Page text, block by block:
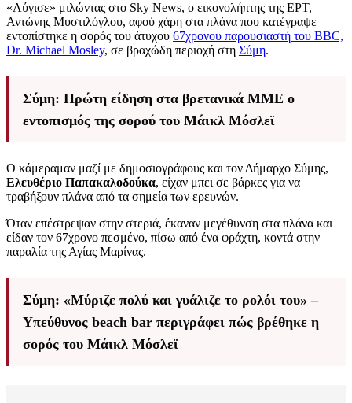
«Λύγισε» μιλώντας στο Sky News, ο εικονολήπτης της ΕΡΤ,
Αντώνης Μυστιλόγλου, αφού χάρη στα πλάνα που κατέγραψε
εντοπίστηκε η σορός του άτυχου 67χρονου παρουσιαστή του BBC,
Dr. Michael Mosley, σε βραχώδη περιοχή στη Σύμη.
Σύμη: Πρώτη είδηση στα βρετανικά ΜΜΕ ο
εντοπισμός της σορού του Μάικλ Μόσλεϊ
Ο κάμεραμαν μαζί με δημοσιογράφους και τον Δήμαρχο Σύμης,
Ελευθέριο Παπακαλοδούκα, είχαν μπει σε βάρκες για να
τραβήξουν πλάνα από τα σημεία των ερευνών.
Όταν επέστρεψαν στην στεριά, έκαναν μεγέθυνση στα πλάνα και
είδαν τον 67χρονο πεσμένο, πίσω από ένα φράχτη, κοντά στην
παραλία της Αγίας Μαρίνας.
Σύμη: «Μύριζε πολύ και γυάλιζε το ρολόι του» –
Υπεύθυνος beach bar περιγράφει πώς βρέθηκε η
σορός του Μάικλ Μόσλεϊ